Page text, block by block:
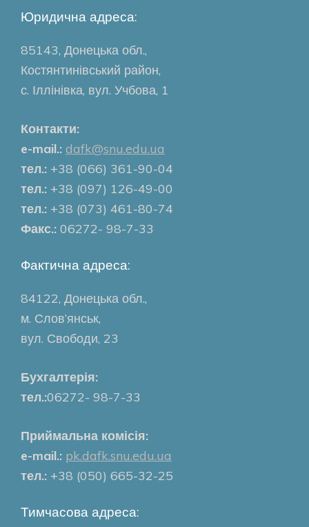
Юридична адреса:
85143, Донецька обл.,
Костянтинівський район,
с. Іллінівка, вул. Учбова, 1
Контакти:
e-mail.: dafk@snu.edu.ua
тел.: +38 (066) 361-90-04
тел.: +38 (097) 126-49-00
тел.: +38 (073) 461-80-74
Факс.: 06272- 98-7-33
Фактична адреса:
84122, Донецька обл.,
м. Слов’янськ,
вул. Свободи, 23
Бухгалтерія:
тел.:06272- 98-7-33
Приймальна комісія:
e-mail.: pk.dafk.snu.edu.ua
тел.: +38 (050) 665-32-25
Тимчасова адреса: